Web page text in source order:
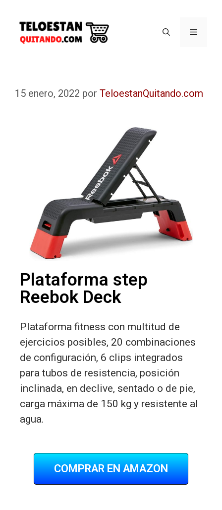
15 enero, 2022 por TeloestanQuitando.com
Plataforma step
Reebok Deck
Plataforma fitness con multitud de
ejercicios posibles, 20 combinaciones
de configuración, 6 clips integrados
para tubos de resistencia, posición
inclinada, en declive, sentado o de pie,
carga máxima de 150 kg y resistente al
agua.
COMPRAR EN AMAZON